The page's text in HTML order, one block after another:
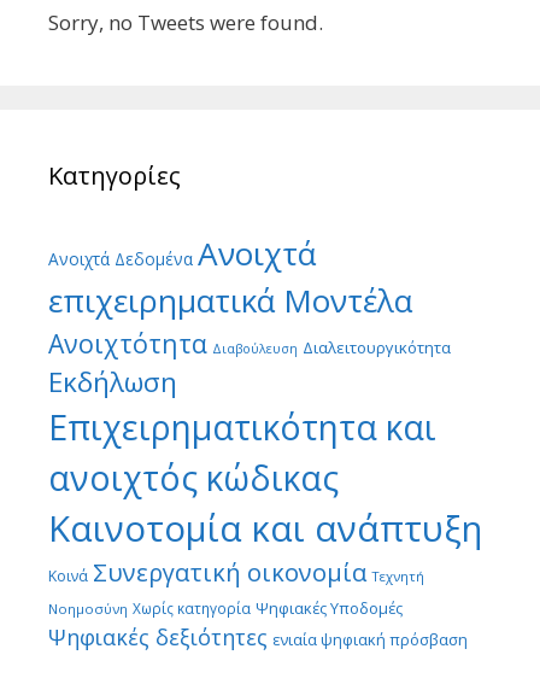
Sorry, no Tweets were found.
Κατηγορίες
Ανοιχτά Δεδομένα Ανοιχτά
επιχειρηματικά Μοντέλα
Ανοιχτότητα Διαβούλευση Διαλειτουργικότητα
Εκδήλωση
Επιχειρηματικότητα και
ανοιχτός κώδικας
Καινοτομία και ανάπτυξη
Κοινά Συνεργατική οικονομία Τεχνητή
Νοημοσύνη Χωρίς κατηγορία Ψηφιακές Υποδομές
Ψηφιακές δεξιότητες ενιαία ψηφιακή πρόσβαση